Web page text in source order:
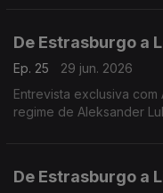
De Estrasburgo a
Ep. 25
29 jun. 2026
Entrevista exclusiva
regime de Aleksander
De Estrasburgo a